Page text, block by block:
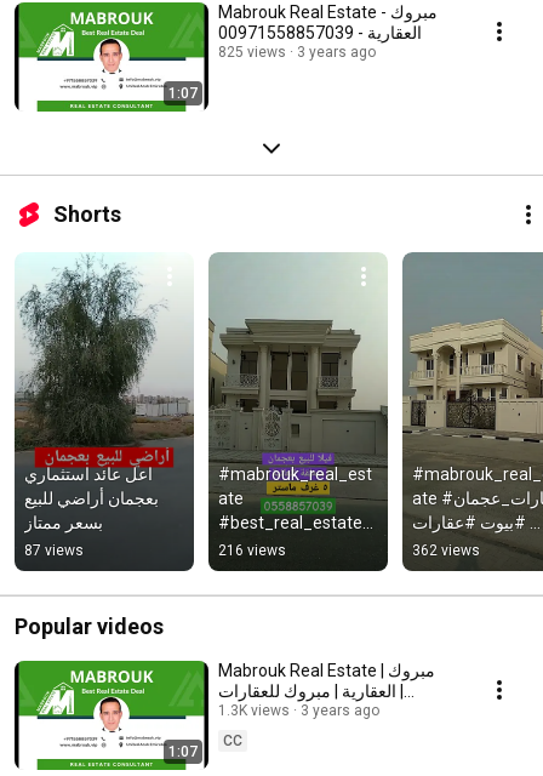
1:07
Mabrouk Real Estate - مبروك
العقارية - 00971558857039
825 views 3 years ago
Shorts
اعل عائد استثماري
بعجمان أراضي للبيع
بسعر ممتاز
87 views
#mabrouk_real_est
ate
#best_real_estate_
deal #عقارات_عجمان
#عقارات #بيوت
#ajman
216 views
ate #عقارات_عجمان
#بيوت #عقارات
#ajman
362 views
Popular videos
1:07
Mabrouk Real Estate | مبروك
العقارية | مبروك للعقارات |
Mabrouk VIP | Mabrouk
Property
1.3K views
3 years ago
CC